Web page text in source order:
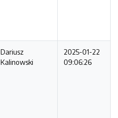
Dariusz
Kalinowski
2025-01-22
09:06:26